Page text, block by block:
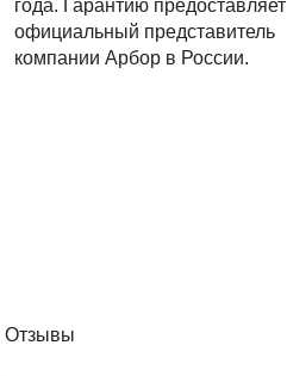
года. Гарантию предоставляет
официальный представитель
компании Арбор в России.
Отзывы